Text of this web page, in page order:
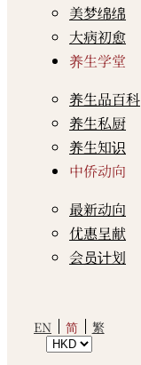
美梦绵绵
大病初愈
养生学堂
养生品百科
养生私厨
养生知识
中侨动向
最新动向
优惠呈献
会员计划
EN 简 繁